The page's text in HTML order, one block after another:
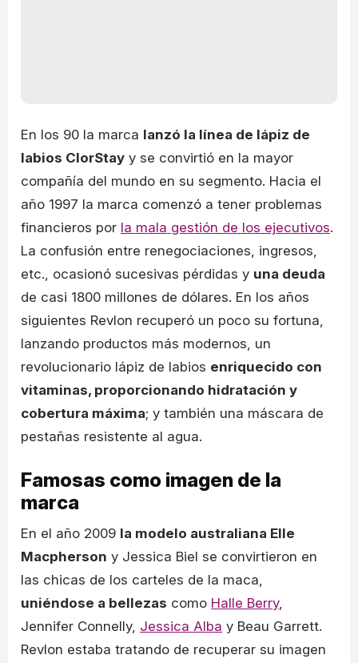
En los 90 la marca lanzó la línea de lápiz de
labios ClorStay y se convirtió en la mayor
compañía del mundo en su segmento. Hacia el
año 1997 la marca comenzó a tener problemas
financieros por la mala gestión de los ejecutivos.
La confusión entre renegociaciones, ingresos,
etc., ocasionó sucesivas pérdidas y una deuda
de casi 1800 millones de dólares. En los años
siguientes Revlon recuperó un poco su fortuna,
lanzando productos más modernos, un
revolucionario lápiz de labios enriquecido con
vitaminas, proporcionando hidratación y
cobertura máxima; y también una máscara de
pestañas resistente al agua.
Famosas como imagen de la
marca
En el año 2009 la modelo australiana Elle
Macpherson y Jessica Biel se convirtieron en
las chicas de los carteles de la maca,
uniéndose a bellezas como Halle Berry,
Jennifer Connelly, Jessica Alba y Beau Garrett.
Revlon estaba tratando de recuperar su imagen